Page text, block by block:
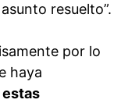
resuelto”.
por lo
haya